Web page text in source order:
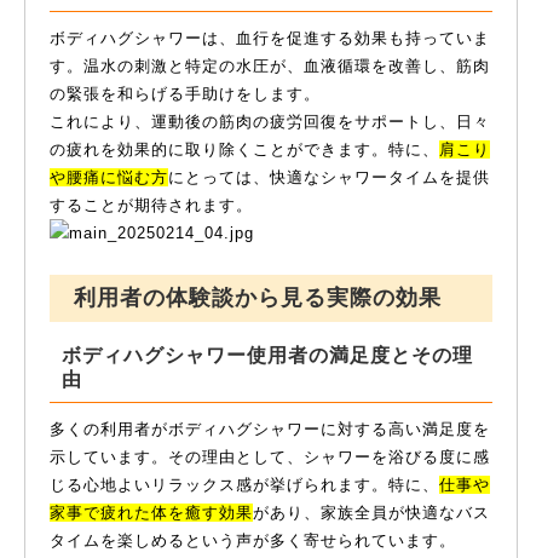
ボディハグシャワーは、血行を促進する効果も持っていま
す。温水の刺激と特定の水圧が、血液循環を改善し、筋肉
の緊張を和らげる手助けをします。
これにより、運動後の筋肉の疲労回復をサポートし、日々
の疲れを効果的に取り除くことができます。特に、 肩こり
や腰痛に悩む方にとっては、快適なシャワータイムを提供
することが期待されます。
利用者の体験談から見る実際の効果
ボディハグシャワー使用者の満足度とその理
由
多くの利用者がボディハグシャワーに対する高い満足度を
示しています。その理由として、シャワーを浴びる度に感
じる心地よいリラックス感が挙げられます。特に、 仕事や
家事で疲れた体を癒す効果があり、家族全員が快適なバス
タイムを楽しめるという声が多く寄せられています。